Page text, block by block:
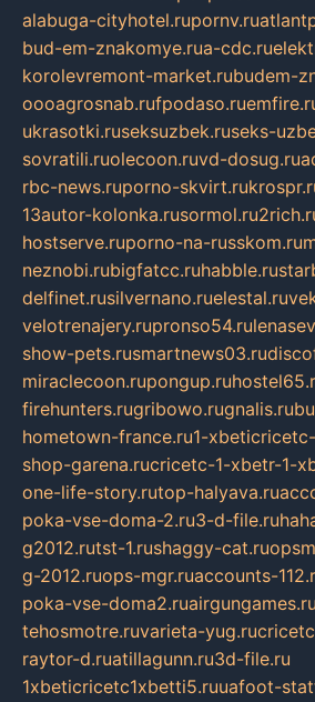
alabuga-cityhotel.rupornv.ru
bud-em-znakomye.rua-cdc.ru
korolevremont-market.rubudem-
oooagrosnab.rufpodaso.ru
ukrasotki.ruseksuzbek.ruseks-
sovratili.ruolecoon.ruvd-dosug.ru
rbc-news.ruporno-skvirt.ru
13autor-kolonka.rusormol.ru
hostserve.ruporno-na-russkom.ru
neznobi.rubigfatcc.ruhabble.ru
delfinet.rusilvernano.ruelestal.ru
velotrenajery.rupronso54.ru
show-pets.rusmartnews03.ru
miraclecoon.rupongup.ru
firehunters.rugribowo.rugnalis.ru
hometown-france.ru1-
shop-garena.rucricetc-1-xbetr-1-
one-life-story.rutop-halyava.ru
poka-vse-doma-2.ru3-d-file.ru
g2012.rutst-1.rushaggy-cat.ru
g-2012.ruops-mgr.ruaccounts-
poka-vse-doma2.ruairgungames.ru
tehosmotre.ruvarieta-yug.ru
raytor-d.ruatillagunn.ru3d-file.ru
1xbeticricetc1xbetti5.ruuafoot-